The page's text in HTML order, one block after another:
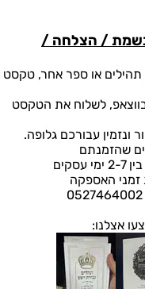
נשמת / הצלחה /
או ספר אחר, טקסט
בווצאפ, לשלוח את הטקסט
עבורכם גלופה.
שהזמנתם
זמני האספקה
אצלנו: